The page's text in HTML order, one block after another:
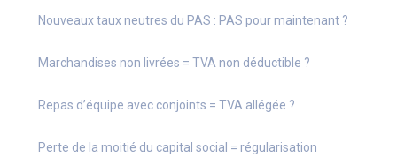
Nouveaux taux neutres du PAS : PAS pour maintenant ?
Marchandises non livrées = TVA non déductible ?
Repas d’équipe avec conjoints = TVA allégée ?
Perte de la moitié du capital social = régularisation